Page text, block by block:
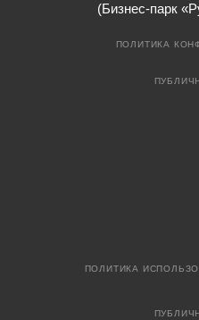
(Бизнес-парк
ПОЛИТИКА
ПОЛИТИКА